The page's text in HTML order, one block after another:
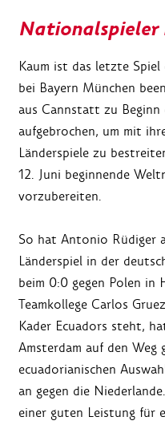
Nationalspieler
Kaum ist das letzte Spiel
bei Bayern München
aus Cannstatt zu
aufgebrochen, um mit
Länderspiele zu
12. Juni beginnende
vorzubereiten.
So hat Antonio Rüdiger
Länderspiel in der
beim 0:0 gegen Polen in
Teamkollege Carlos
Kader Ecuadors steht,
Amsterdam auf den
ecuadorianischen
an gegen die
einer guten Leistung für